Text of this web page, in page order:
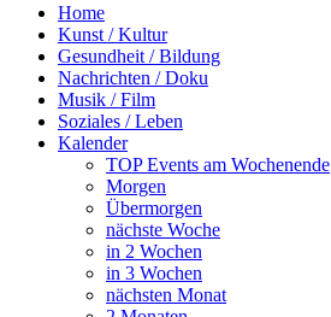
Home
Kunst / Kultur
Gesundheit / Bildung
Nachrichten / Doku
Musik / Film
Soziales / Leben
Kalender
TOP Events am Wochenende
Morgen
Übermorgen
nächste Woche
in 2 Wochen
in 3 Wochen
nächsten Monat